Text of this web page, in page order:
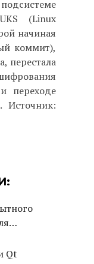
(Linux
начиная
коммит),
перестала
переходе
Qt